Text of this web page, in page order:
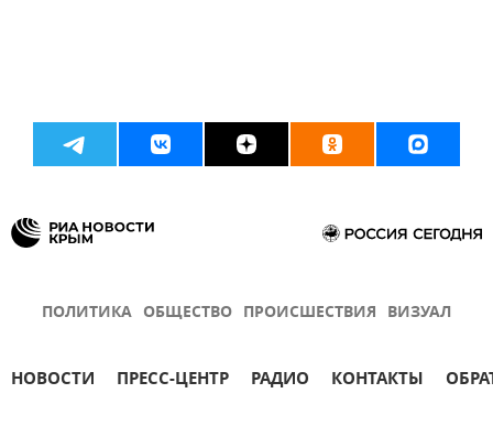
ПОЛИТИКА ОБЩЕСТВО ПРОИСШЕСТВИЯ ВИЗУАЛ
НОВОСТИ ПРЕСС-ЦЕНТР РАДИО КОНТАКТЫ